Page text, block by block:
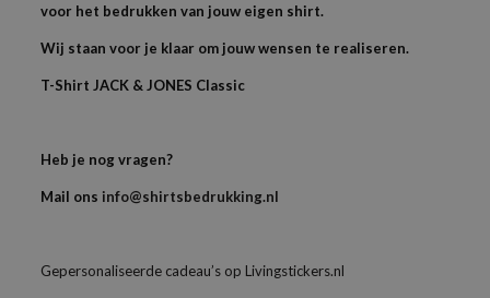
voor het bedrukken van jouw eigen shirt.
Wij staan voor je klaar om jouw wensen te realiseren.
T-Shirt JACK & JONES Classic
Heb je nog vragen?
Mail ons info@shirtsbedrukking.nl
Gepersonaliseerde cadeau’s op Livingstickers.nl